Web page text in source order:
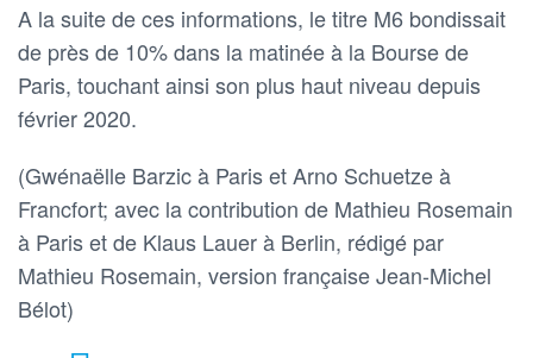
A la suite de ces informations, le titre M6 bondissait
de près de 10% dans la matinée à la Bourse de
Paris, touchant ainsi son plus haut niveau depuis
février 2020.
(Gwénaëlle Barzic à Paris et Arno Schuetze à
Francfort; avec la contribution de Mathieu Rosemain
à Paris et de Klaus Lauer à Berlin, rédigé par
Mathieu Rosemain, version française Jean-Michel
Bélot)